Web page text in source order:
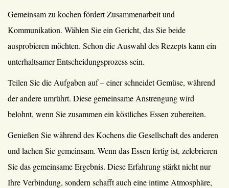
Gemeinsam zu kochen fördert Zusammenarbeit und
Kommunikation. Wählen Sie ein Gericht, das Sie beide
ausprobieren möchten. Schon die Auswahl des Rezepts kann ein
unterhaltsamer Entscheidungsprozess sein.
Teilen Sie die Aufgaben auf – einer schneidet Gemüse, während
der andere umrührt. Diese gemeinsame Anstrengung wird
belohnt, wenn Sie zusammen ein köstliches Essen zubereiten.
Genießen Sie während des Kochens die Gesellschaft des anderen
und lachen Sie gemeinsam. Wenn das Essen fertig ist, zelebrieren
Sie das gemeinsame Ergebnis. Diese Erfahrung stärkt nicht nur
Ihre Verbindung, sondern schafft auch eine intime Atmosphäre,